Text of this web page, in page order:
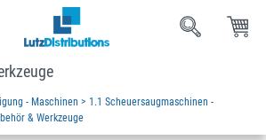
- Maschinen > 1.1 Scheuersaugmaschinen -
& Werkzeuge